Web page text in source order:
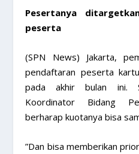
Pesertanya
peserta
(SPN News) Jakarta,
pendaftaran peserta
pada akhir bulan ini.
Koordinator Bidang
berharap kuotanya bisa
”Dan bisa memberikan